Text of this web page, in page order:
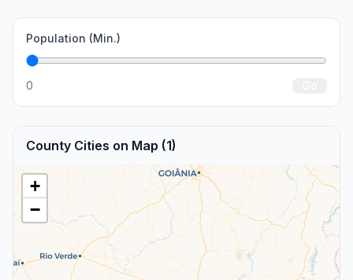
Population (Min.)
0
County Cities on Map (1)
+
−